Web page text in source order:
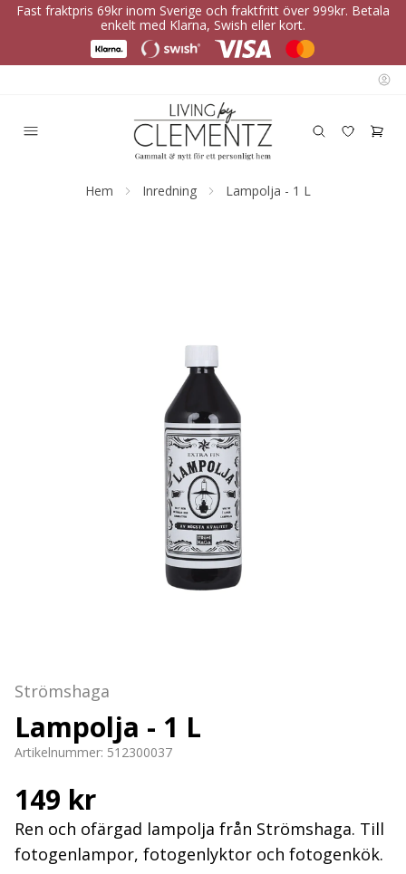
Fast fraktpris 69kr inom Sverige och fraktfritt över 999kr. Betala
enkelt med Klarna, Swish eller kort.
Hem Inredning Lampolja - 1 L
Strömshaga
Lampolja - 1 L
Artikelnummer: 512300037
149 kr
Ren och ofärgad lampolja från Strömshaga. Till
fotogenlampor, fotogenlyktor och fotogenkök.